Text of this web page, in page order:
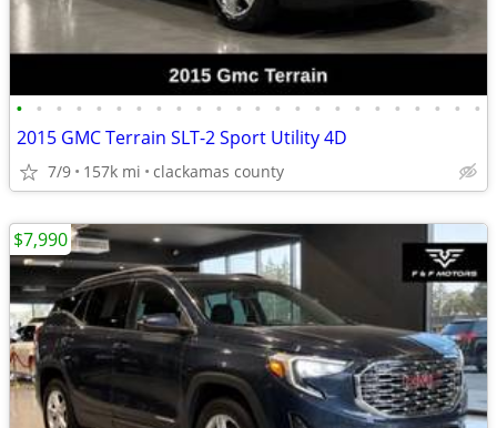
• • • • • • • • • • • • • • • • • • • • • • • •
2015 GMC Terrain SLT-2 Sport Utility 4D
7/9 157k mi clackamas county
$7,990